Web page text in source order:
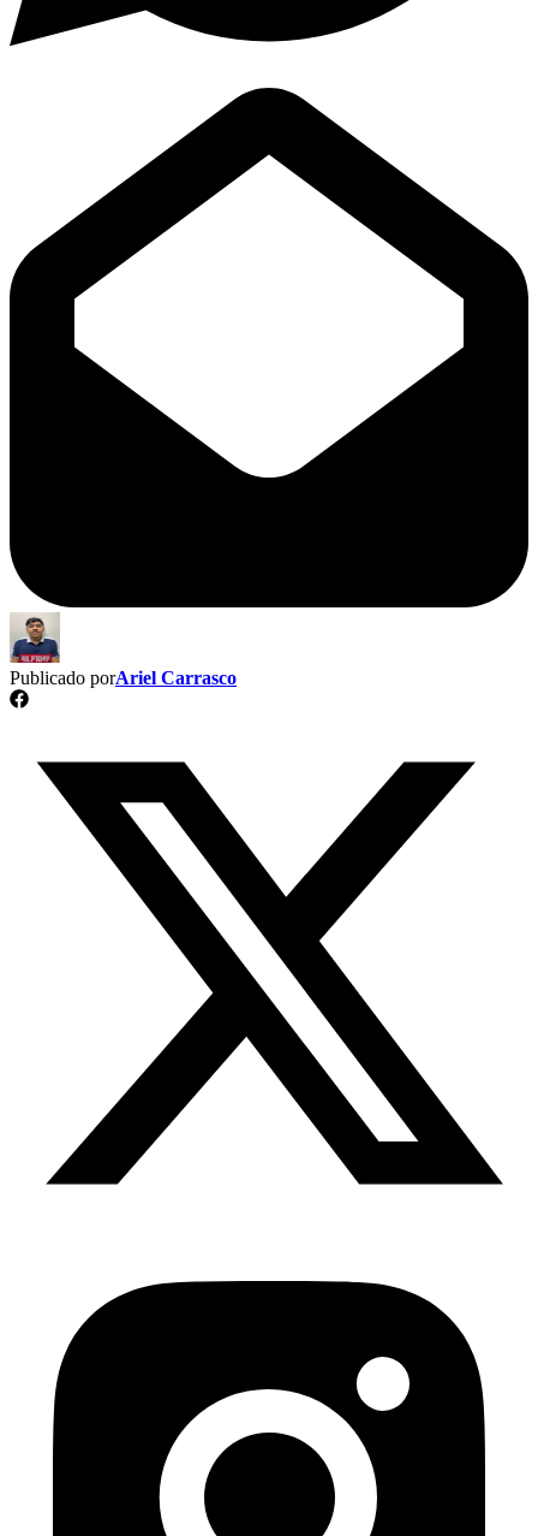
Publicado porAriel Carrasco